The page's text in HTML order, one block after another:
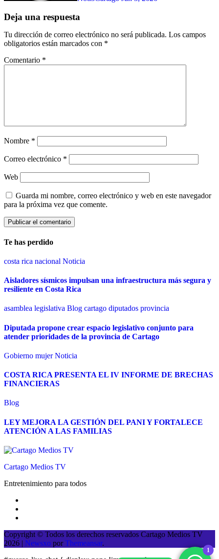
Deja una respuesta
Tu dirección de correo electrónico no será publicada. Los campos
obligatorios están marcados con *
Comentario *
Nombre *
Correo electrónico *
Web
Guarda mi nombre, correo electrónico y web en este navegador
para la próxima vez que comente.
Te has perdido
costa rica nacional Noticia
Aisladores sísmicos impulsan una infraestructura más segura y
resiliente en Costa Rica
asamblea legislativa Blog cartago diputados provincia
Diputada propone crear espacio legislativo conjunto para
atender prioridades de la provincia de Cartago
Gobierno mujerNoticia
COSTA RICA PRESENTA EL IV INFORME DE BRECHAS
FINANCIERAS
Blog
LEY MEJORA LA GESTIÓN DEL PANI Y FORTALECE
ATENCIÓN A LAS FAMILIAS
Cartago Medios TV
Entretenimiento para todos
Copyright © Todos los derechos reservados Cartago Medios TV
2026 | Newsxo porThemeansar.
1